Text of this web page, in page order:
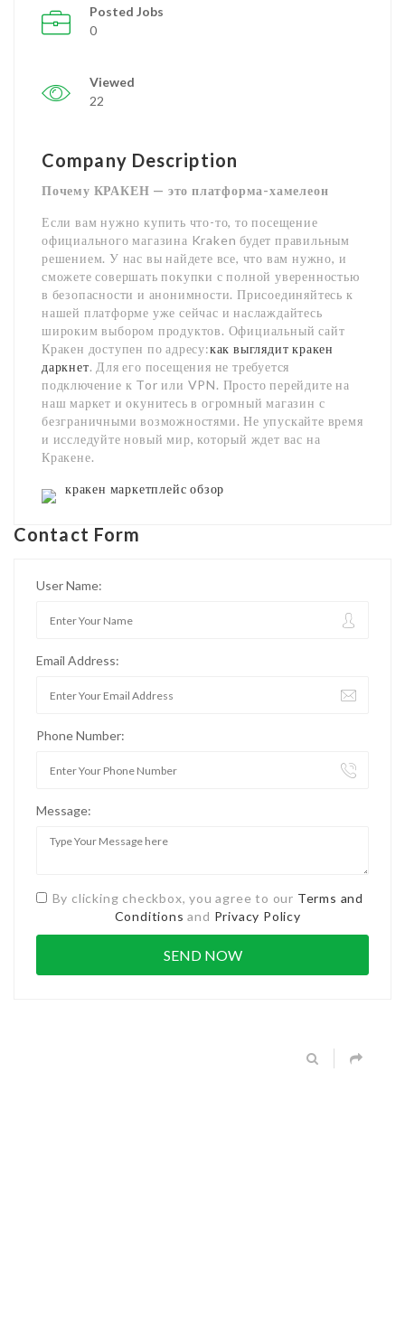
Posted Jobs
0
Viewed
22
Company Description
Почему КРАКЕН — это платформа-хамелеон
Если вам нужно купить что-то, то посещение
официального магазина Kraken будет правильным
решением. У нас вы найдете все, что вам нужно, и
сможете совершать покупки с полной уверенностью
в безопасности и анонимности. Присоединяйтесь к
нашей платформе уже сейчас и наслаждайтесь
широким выбором продуктов. Официальный сайт
Кракен доступен по адресу:как выглядит кракен
даркнет. Для его посещения не требуется
подключение к Tor или VPN. Просто перейдите на
наш маркет и окунитесь в огромный магазин с
безграничными возможностями. Не упускайте время
и исследуйте новый мир, который ждет вас на
Кракене.
кракен маркетплейс обзор
Contact Form
User Name:
Email Address:
Phone Number:
Message:
By clicking checkbox, you agree to our Terms and
Conditions and Privacy Policy